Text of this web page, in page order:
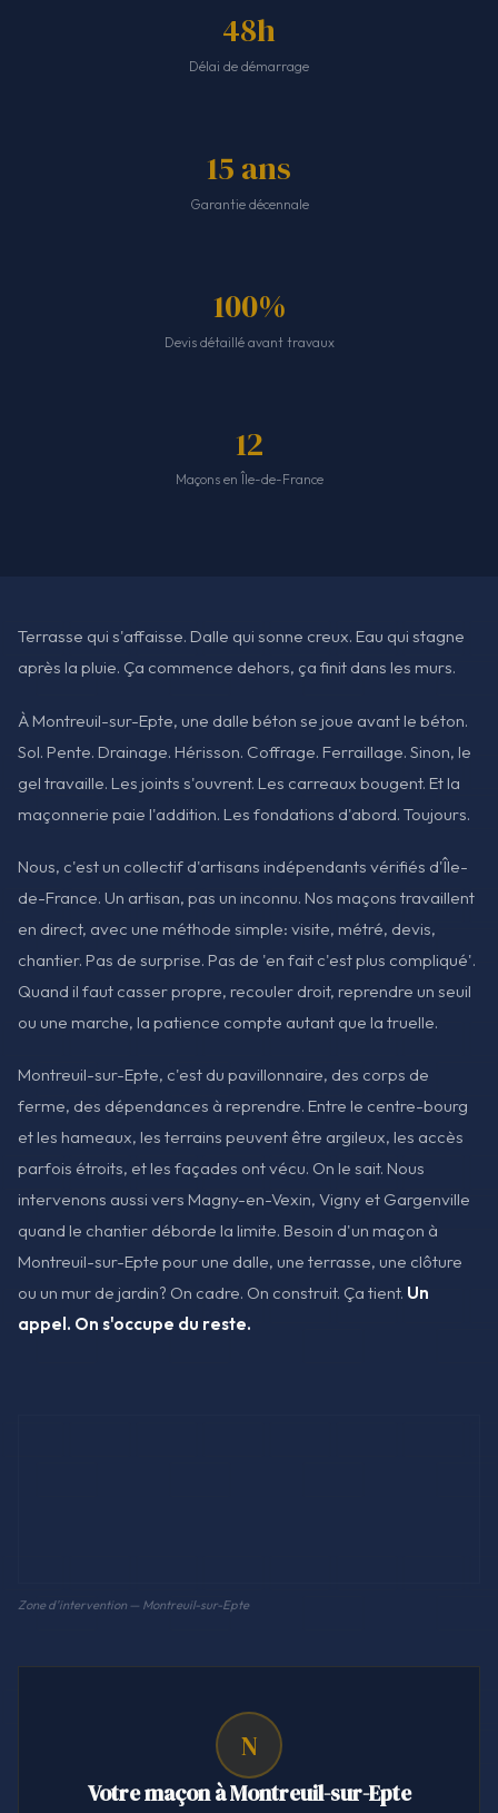
48h
Délai de démarrage
15 ans
Garantie décennale
100%
Devis détaillé avant travaux
12
Maçons en Île-de-France
Terrasse qui s'affaisse. Dalle qui sonne creux. Eau qui stagne
après la pluie. Ça commence dehors, ça finit dans les murs.
À Montreuil-sur-Epte, une dalle béton se joue avant le béton.
Sol. Pente. Drainage. Hérisson. Coffrage. Ferraillage. Sinon, le
gel travaille. Les joints s'ouvrent. Les carreaux bougent. Et la
maçonnerie paie l'addition. Les fondations d'abord. Toujours.
Nous, c'est un collectif d'artisans indépendants vérifiés d'Île-
de-France. Un artisan, pas un inconnu. Nos maçons travaillent
en direct, avec une méthode simple: visite, métré, devis,
chantier. Pas de surprise. Pas de 'en fait c'est plus compliqué'.
Quand il faut casser propre, recouler droit, reprendre un seuil
ou une marche, la patience compte autant que la truelle.
Montreuil-sur-Epte, c'est du pavillonnaire, des corps de
ferme, des dépendances à reprendre. Entre le centre-bourg
et les hameaux, les terrains peuvent être argileux, les accès
parfois étroits, et les façades ont vécu. On le sait. Nous
intervenons aussi vers Magny-en-Vexin, Vigny et Gargenville
quand le chantier déborde la limite. Besoin d'un maçon à
Montreuil-sur-Epte pour une dalle, une terrasse, une clôture
ou un mur de jardin? On cadre. On construit. Ça tient. Un
appel. On s'occupe du reste.
Zone d'intervention — Montreuil-sur-Epte
N
Votre maçon à Montreuil-sur-Epte